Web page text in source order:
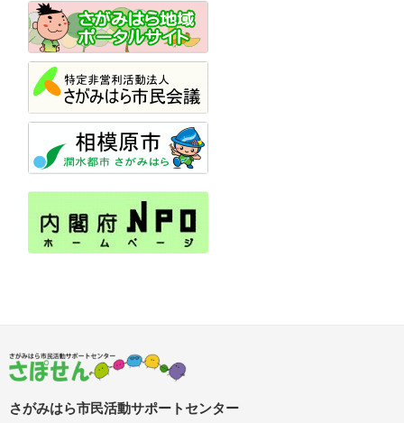
さがみはら市民活動サポートセンター